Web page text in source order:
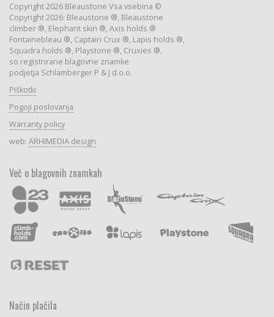
Copyright 2026 Bleaustone Vsa vsebina ©
Copyright 2026: Bleaustone ®, Bleaustone
climber ®, Elephant skin ®, Axis holds ®
Fontainebleau ®, Captain Crux ®, Lapis holds ®,
Squadra holds ®, Playstone ®, Cruxies ®,
so registrirane blagovne znamke
podjetja Schlamberger P & J d.o.o.
Piškotki
Pogoji poslovanja
Warranty policy
web: ARHIMEDIA design
Več o blagovnih znamkah
Način plačila